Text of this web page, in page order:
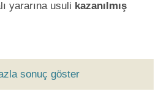
yararına usuli kazanılmış
sonuç göster